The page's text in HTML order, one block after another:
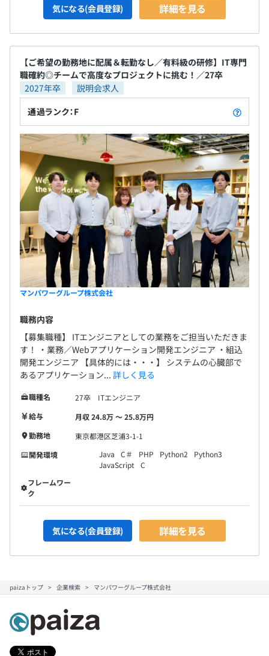
気になる(会員登録) 詳細を見る
【ご希望の勤務地に配属＆転勤なし／有料級の研修】IT専門
職確約◎チームで高度なプロジェクトに挑む！／27卒
2027年卒
説明会求人
通過ランク：F
マンパワーグループ株式会社
職務内容
【募集職種】 ITエンジニアとしての業務をご担当いただきま
す！ ・業務／Webアプリケーション開発エンジニア ・組込
開発エンジニア 【具体的には・・・】 システムの心臓部で
あるアプリケーション... 詳しく見る
職種名
27卒 ITエンジニア
給与
月収 24.8万 〜 25.8万円
勤務地
東京都港区芝浦3-1-1
開発環境
Java C＃ PHP Python2
Python3
JavaScript
C
フレームワー
ク
気になる(会員登録) 詳細を見る
paizaトップ 企業検索 マンパワーグループ株式会社